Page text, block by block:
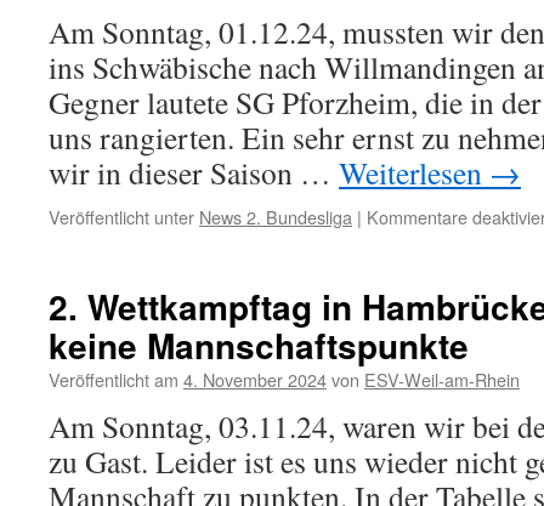
Am Sonntag, 01.12.24, mussten wir
ins Schwäbische nach Willmandingen
Gegner lautete SG Pforzheim, die in
uns rangierten. Ein sehr ernst zu
wir in dieser Saison … Weiterlesen →
Veröffentlicht unter News 2. Bundesliga | Kommentare
2. Wettkampftag in
keine Mannschaftspunkte
Veröffentlicht am 4. November 2024von ESV-Weil-am-Rhein
Am Sonntag, 03.11.24, waren wir bei
zu Gast. Leider ist es uns wieder nicht
Mannschaft zu punkten. In der Tabelle